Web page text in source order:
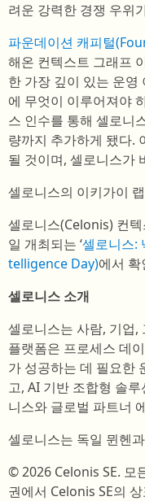
려운 강력한 경쟁 우위
파운데이션 캐피털
해온 컨텍스트 그래프
한 가장 깊이 있는 운
에 무엇이 이루어져야
스 인수를 통해 셀로니
량까지 추가하게 됐다.
될 것이며, 셀로니스가
셀로니스의 이키가이
셀로니스(Celonis) 컨
일 개최되는 ‘셀로니스:
telligence Day)에서 확
셀로니스 소개
셀로니스는 사람, 기업,
플랫폼은 프로세스 데
가 성공하는 데 필요한
고, AI 기반 조합형 솔
니스와 글로벌 파트너
셀로니스는 독일 뮌헨
© 2026 Celonis SE. 모
권에서 Celonis SE의